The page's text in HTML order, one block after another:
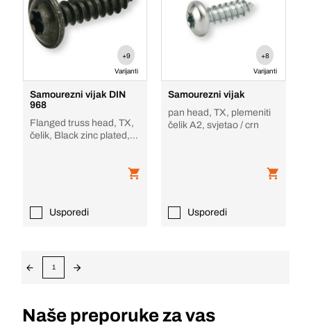
+9
Varijanti
Samourezni vijak DIN
968
Flanged truss head, TX,
čelik, Black zinc plated,
Usporedi
+8
Varijanti
Samourezni vijak
pan head, TX, plemeniti
čelik A2, svjetao / crn
Usporedi
1
Naše preporuke za vas